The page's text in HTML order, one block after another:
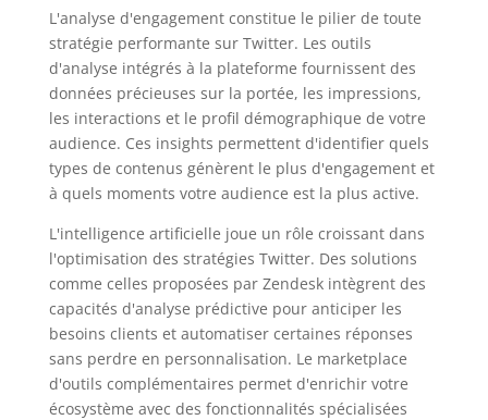
L'analyse d'engagement constitue le pilier de toute
stratégie performante sur Twitter. Les outils
d'analyse intégrés à la plateforme fournissent des
données précieuses sur la portée, les impressions,
les interactions et le profil démographique de votre
audience. Ces insights permettent d'identifier quels
types de contenus génèrent le plus d'engagement et
à quels moments votre audience est la plus active.
L'intelligence artificielle joue un rôle croissant dans
l'optimisation des stratégies Twitter. Des solutions
comme celles proposées par Zendesk intègrent des
capacités d'analyse prédictive pour anticiper les
besoins clients et automatiser certaines réponses
sans perdre en personnalisation. Le marketplace
d'outils complémentaires permet d'enrichir votre
écosystème avec des fonctionnalités spécialisées